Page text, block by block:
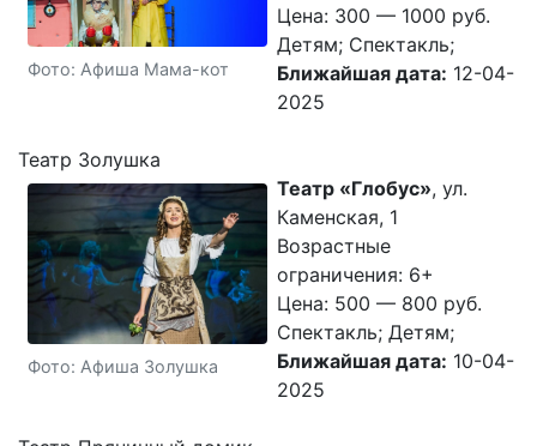
Фото: Афиша Мама-кот
Цена: 300 — 1000 руб.
Детям; Спектакль;
Ближайшая дата: 12-04-
2025
Театр Золушка
Фото: Афиша Золушка
Театр «Глобус», ул.
Каменская, 1
Возрастные
ограничения: 6+
Цена: 500 — 800 руб.
Спектакль; Детям;
Ближайшая дата: 10-04-
2025